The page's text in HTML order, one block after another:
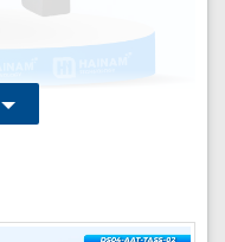
nghiệp của thương
chuyên biệt để xử lý